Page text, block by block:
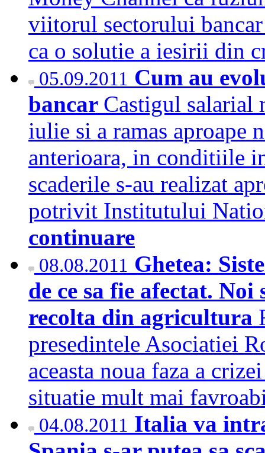
viitorul sectorului
ca o solutie a iesirii din
05.09.2011 Cum au
bancar Castigul salarial
iulie si a ramas aproape
anterioara, in conditiile
scaderile s-au realizat
potrivit Institutului
continuare
08.08.2011 Ghetea:
de ce sa fie afectat. Noi
recolta din agricultura
presedintele Asociatiei
aceasta noua faza a
situatie mult mai
04.08.2011 Italia va